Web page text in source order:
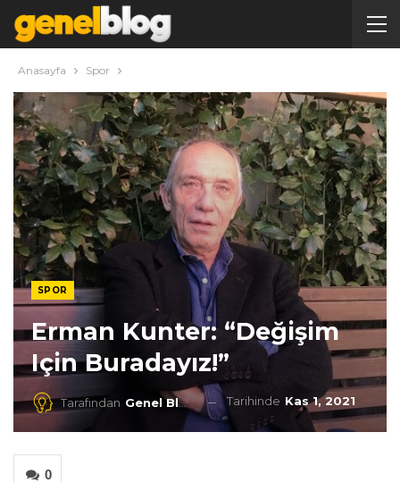
Anasayfa Spor
SPOR
Erman Kunter: “Değişim
Için Buradayız!”
Tarafından Genel Blog Tarihinde Kas 1, 2021
0